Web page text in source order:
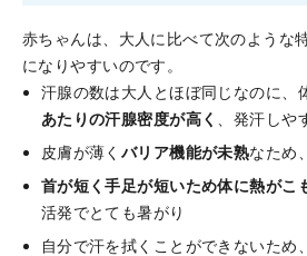
赤ちゃんは、大人に比べて次のような
になりやすいのです。
汗腺の数は大人とほぼ同じなのに、
あたりの汗腺密度が高く
、発汗しや
皮膚が薄く バリア機能が未熟なため
首が短く手足が短いため体に熱がこ
活発でとても暑がり
自分で汗を拭くことができないため、